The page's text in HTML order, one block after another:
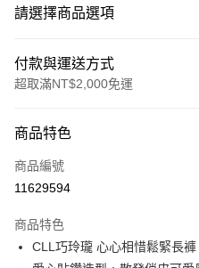
請選擇商品選項
付款與運送方式
超取滿NT$2,000免運
信用卡一次付款
信用卡分期付款
合作金庫商業銀行
華南商業銀行
超商取貨付款
商品特色
商品編號
11629594
商品特色
CLL巧玲瓏 心心相惜鬆緊長褲